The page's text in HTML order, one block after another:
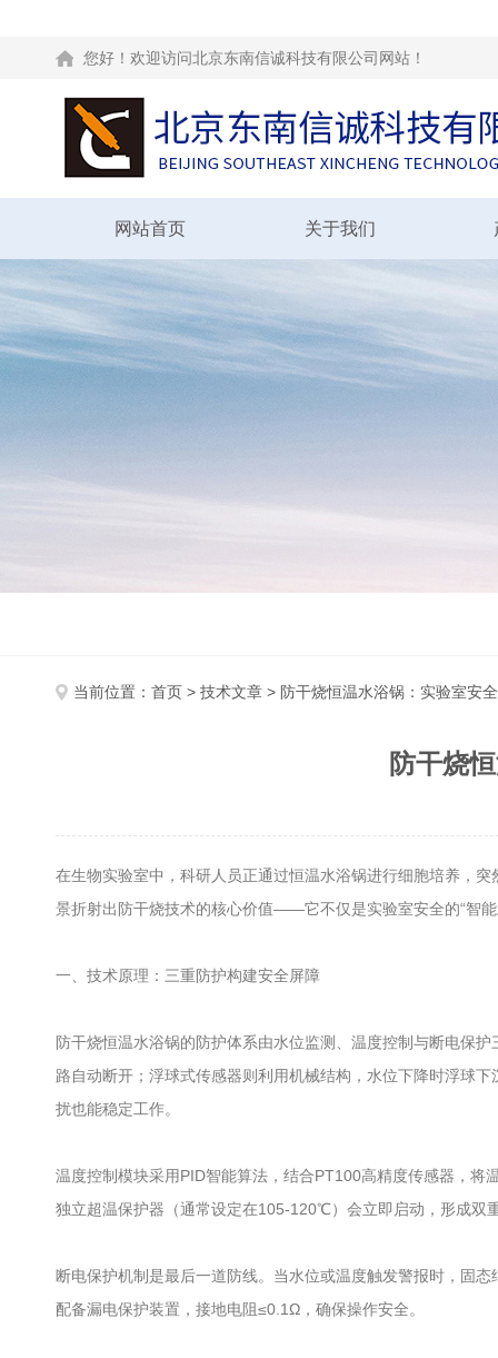
您好！欢迎访问北京东南信诚科技有限公司网站！
网站首页 关于我们
当前位置： 首页 > 技术文章 > 防干烧恒温水浴锅：实验室安
防干烧
在生物实验室中，科研人员正通过恒温水浴锅进行细胞培养，
景折射出防干烧技术的核心价值——它不仅是实验室安全的“智
一、技术原理：三重防护构建安全屏障
防干烧恒温水浴锅的防护体系由水位监测、温度控制与断电保
路自动断开；浮球式传感器则利用机械结构，水位下降时浮球
扰也能稳定工作。
温度控制模块采用PID智能算法，结合PT100高精度传感器，
独立超温保护器（通常设定在105-120℃）会立即启动，形成双
断电保护机制是最后一道防线。当水位或温度触发警报时，固
配备漏电保护装置，接地电阻≤0.1Ω，确保操作安全。